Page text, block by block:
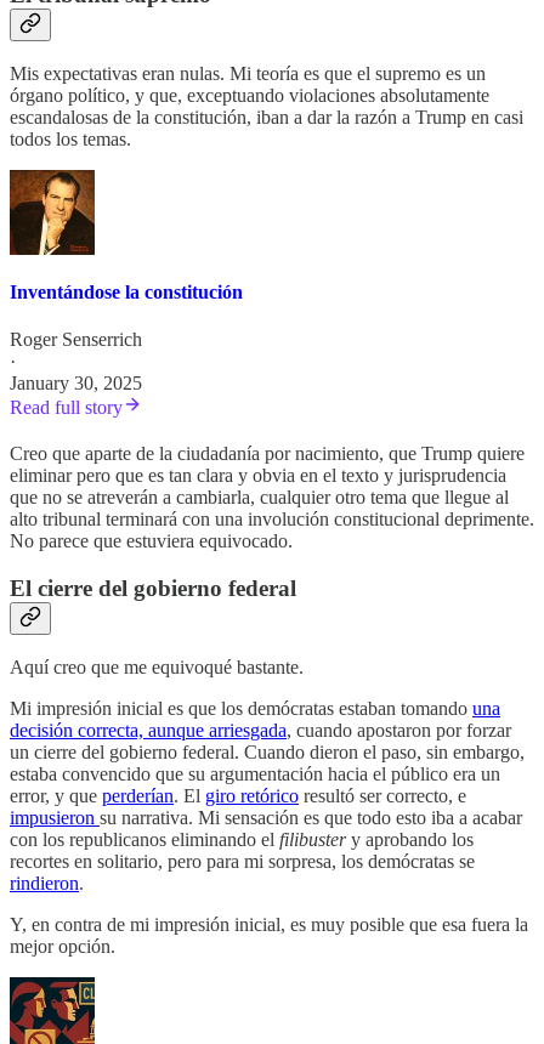
Mis expectativas eran nulas. Mi teoría es que el supremo es un
órgano político, y que, exceptuando violaciones absolutamente
escandalosas de la constitución, iban a dar la razón a Trump en casi
todos los temas.
Inventándose la constitución
Roger Senserrich
·
January 30, 2025
Read full story
Creo que aparte de la ciudadanía por nacimiento, que Trump quiere
eliminar pero que es tan clara y obvia en el texto y jurisprudencia
que no se atreverán a cambiarla, cualquier otro tema que llegue al
alto tribunal terminará con una involución constitucional deprimente.
No parece que estuviera equivocado.
El cierre del gobierno federal
Aquí creo que me equivoqué bastante.
Mi impresión inicial es que los demócratas estaban tomando una
decisión correcta, aunque arriesgada, cuando apostaron por forzar
un cierre del gobierno federal. Cuando dieron el paso, sin embargo,
estaba convencido que su argumentación hacia el público era un
error, y que perderían. El giro retórico resultó ser correcto, e
impusieron su narrativa. Mi sensación es que todo esto iba a acabar
con los republicanos eliminando el filibustery aprobando los
recortes en solitario, pero para mi sorpresa, los demócratas se
rindieron.
Y, en contra de mi impresión inicial, es muy posible que esa fuera la
mejor opción.